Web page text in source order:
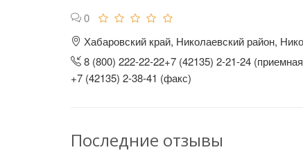
0
Хабаровский край, Николаевский район,
8 (800) 222-22-22+7 (42135) 2-21-24
+7 (42135) 2-38-41 (факс)
Последние отзывы